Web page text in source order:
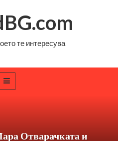
те интересува
Отварачката и